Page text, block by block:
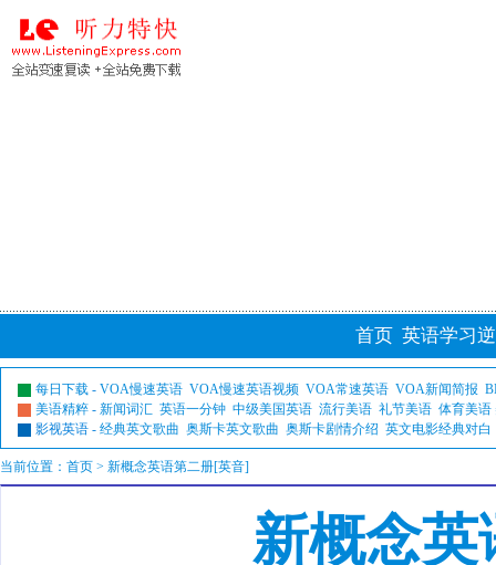
首页 英语学习
每日下载 - VOA慢速英语 VOA慢速英语视频 VOA常速英语 VOA新闻简报
美语精粹 - 新闻词汇 英语一分钟 中级美国英语 流行美语 礼节美语 体育美语
影视英语 - 经典英文歌曲 奥斯卡英文歌曲 奥斯卡剧情介绍 英文电影经典对白
当前位置： 首页 > 新概念英语第二册[英音]
新概念